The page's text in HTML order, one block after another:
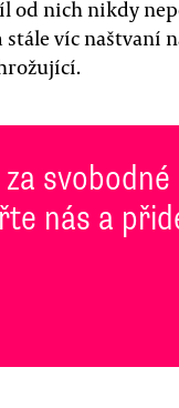
od nich nikdy
víc naštvaní
svobodné
nás a